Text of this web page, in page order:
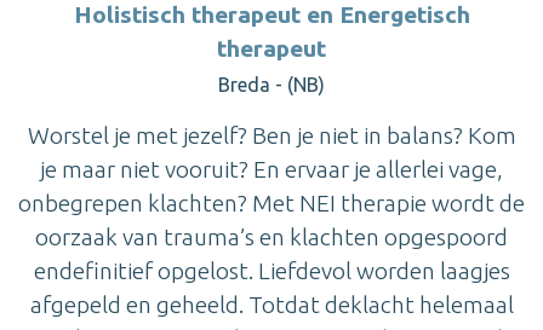
Holistisch therapeut en Energetisch
therapeut
Breda - (NB)
Worstel je met jezelf? Ben je niet in balans? Kom
je maar niet vooruit? En ervaar je allerlei vage,
onbegrepen klachten? Met NEI therapie wordt de
oorzaak van trauma’s en klachten opgespoord
endefinitief opgelost. Liefdevol worden laagjes
afgepeld en geheeld. Totdat deklacht helemaal